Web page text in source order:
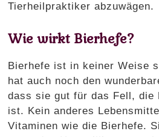
Tierheilpraktiker abzuwägen.
Wie wirkt Bierhefe?
Bierhefe ist in keiner Weise
hat auch noch den
dass sie gut für das Fell, die
ist. Kein anderes
Vitaminen wie die Bierhefe.